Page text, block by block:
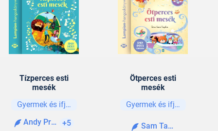
Tízperces esti
mesék
Gyermek és ifjúsági
Andy Prentice
+5
Ötperces esti
mesék
Gyermek és ifjúsági
Sam Taplin